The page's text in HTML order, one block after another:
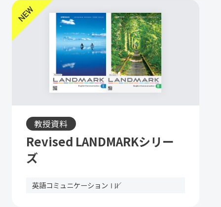
教授資料
Revised LANDMARKシリー
ズ
英語コミュニケーションⅠ Ⅱ